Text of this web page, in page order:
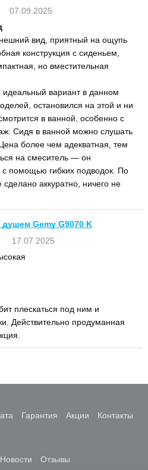
07.09.2025
вид, приятный на ощупь
конструкция с сиденьем,
но вместительная
вариант в данном
остановился на этой и ни
в ванной, особенно с
Сидя в ванной можно слушать
более чем адекватная, тем
на смеситель — он
с помощью гибких подводок. По
сделано аккуратно, ничего не
Gemy G9070 K
17.07.2025
плескаться под ним и
Действительно продуманная
Гарантия Акции Контакты
Новости
Отзывы